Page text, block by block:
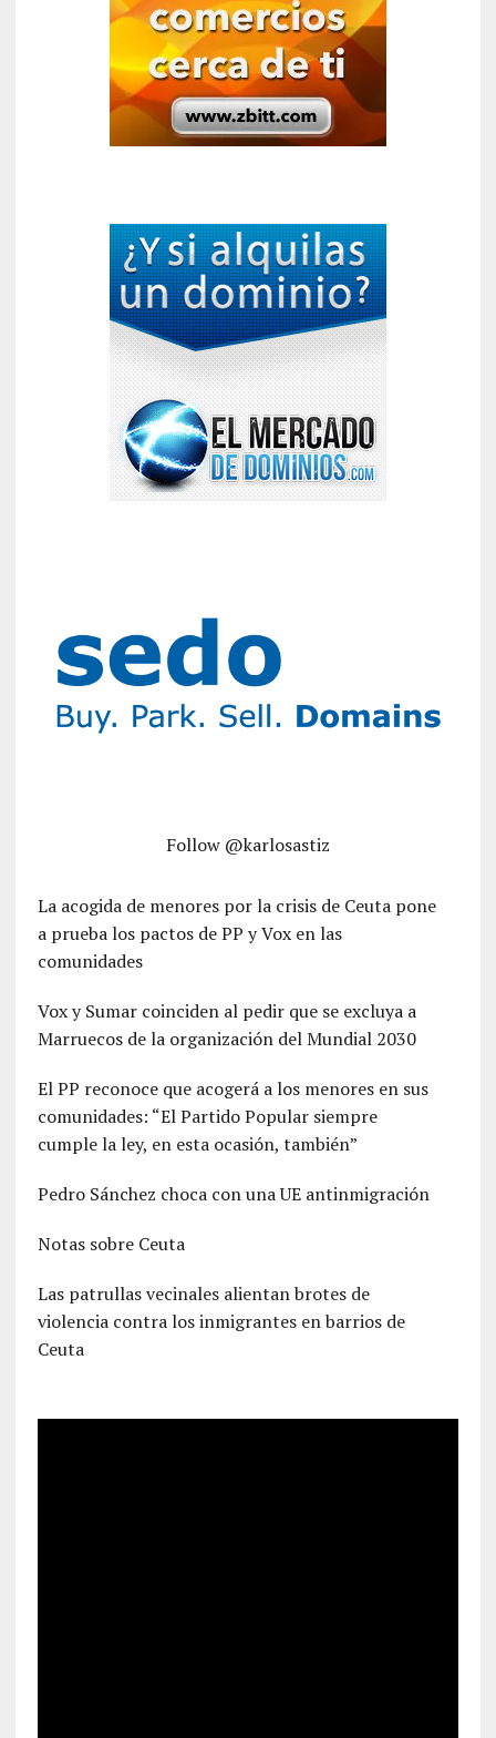
Follow @karlosastiz
La acogida de menores por la crisis de Ceuta pone
a prueba los pactos de PP y Vox en las
comunidades
Vox y Sumar coinciden al pedir que se excluya a
Marruecos de la organización del Mundial 2030
El PP reconoce que acogerá a los menores en sus
comunidades: “El Partido Popular siempre
cumple la ley, en esta ocasión, también”
Pedro Sánchez choca con una UE antinmigración
Notas sobre Ceuta
Las patrullas vecinales alientan brotes de
violencia contra los inmigrantes en barrios de
Ceuta